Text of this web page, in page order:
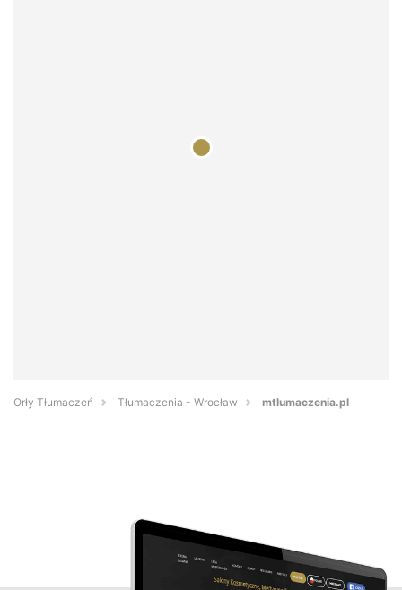
Orły Tłumaczeń Tłumaczenia - Wrocław mtlumaczenia.pl